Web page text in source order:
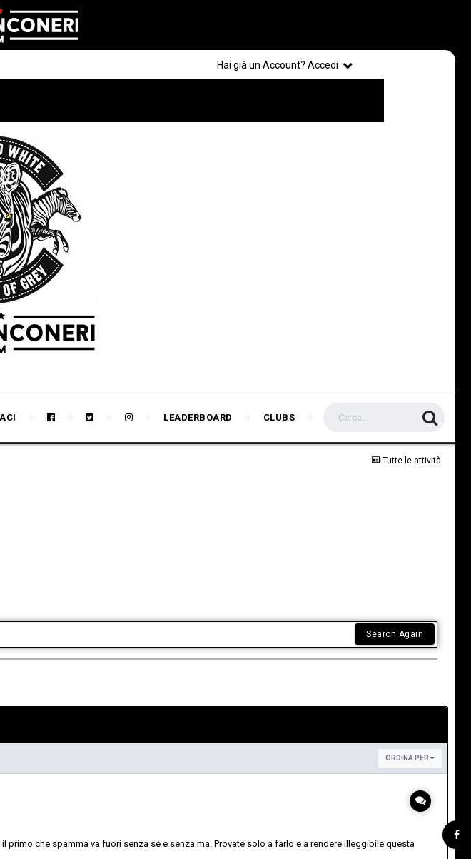
Hai già un Account? Accedi
LEADERBOARD CLUBS
Tutte le attività
Search Again
ORDINA PER
che spamma va fuori senza se e senza ma. Provate solo a farlo e a rendere illeggibile questa